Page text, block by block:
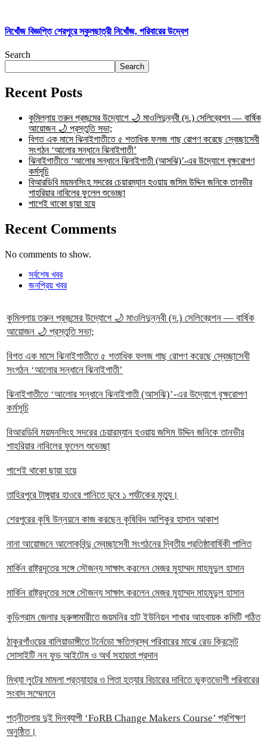
নিখোঁজ বিজ্ঞপ্তি শেরপুরে স্কুলছাত্রী নিখোঁজ, পরিবারের উদ্বেগ
Search
Search
Recent Posts
কুমিল্লায় তরুন প্রজন্মের উদ্যোগে 🌙 মাওলিদুন্নবী (দ.) সেলিব্রেশন — বার্ষিক
আয়োজন 🌙 প্রস্তুতি সভা;
বিগত এক মাসে ঝিনাইগাতীতে ৫ শতাধিক ফলজ গাছ রোপণ করেছে স্বেচ্ছাসেবী
সংগঠন ‘আলোর সন্ধানে ঝিনাইগাতী’
ঝিনাইগাতীতে ‘আলোর সন্ধানে ঝিনাইগাতী (আসঝি)’-এর উদ্যোগে বৃক্ষরোপণ
কর্মসূচি
বিআরডিবি ময়মনসিংহ সদরের চেয়ারম্যান হওয়ায় জসিম উদ্দিন জনিকে তানভীর
শাহরিয়ার নাবিলের ফুলেল শুভেচ্ছা
পাশেই থাকো ছায়া হয়ে
Recent Comments
No comments to show.
সর্বশেষ খবর
জনপ্রিয় খবর
কুমিল্লায় তরুন প্রজন্মের উদ্যোগে 🌙 মাওলিদুন্নবী (দ.) সেলিব্রেশন — বার্ষিক
আয়োজন 🌙 প্রস্তুতি সভা;
বিগত এক মাসে ঝিনাইগাতীতে ৫ শতাধিক ফলজ গাছ রোপণ করেছে স্বেচ্ছাসেবী
সংগঠন ‘আলোর সন্ধানে ঝিনাইগাতী’
ঝিনাইগাতীতে ‘আলোর সন্ধানে ঝিনাইগাতী (আসঝি)’-এর উদ্যোগে বৃক্ষরোপণ
কর্মসূচি
বিআরডিবি ময়মনসিংহ সদরের চেয়ারম্যান হওয়ায় জসিম উদ্দিন জনিকে তানভীর
শাহরিয়ার নাবিলের ফুলেল শুভেচ্ছা
পাশেই থাকো ছায়া হয়ে
তাহিরপুরে টাঙ্গুয়ার হাওরে পানিতে ডুবে ১ পর্যটকের মৃত্যু।
শেরপুরের কৃষি উন্নয়নে কাজ করছেন কৃষিবিদ আশিকুর হাসান আকাশ
নানা আয়োজনে আলোকবিন্দু স্বেচ্ছাসেবী সংগঠনের দ্বিতীয় প্রতিষ্ঠাবার্ষিকী পালিত
মার্কিন রাষ্ট্রদূতের সঙ্গে সৌজন্য সাক্ষাৎ করলেন মেজর মুহাম্মদ মাহমুদুল হাসান
মার্কিন রাষ্ট্রদূতের সঙ্গে সৌজন্য সাক্ষাৎ করলেন মেজর মুহাম্মদ মাহমুদুল হাসান
কুড়িগ্রাম জেলার ভূরুঙ্গামারীতে জয়মনির হাট ইউনিয়ন শাখার আহবায়ক কমিটি গঠিত
ঠাকুরগাঁওয়ের বালিয়াডাঙ্গীতে টর্নেডো ক্ষতিগ্রস্থ পরিবারের মাঝে রেড ক্রিসেন্ট
সোসাইটি নন ফুড আইটেম ও অর্থ সহায়তা প্রদান
‎মিথ্যা লুটের মামলা প্রত্যাহার ও পিতা হত্যার বিচারের দাবিতে ভুক্তভোগী পরিবারের
সংবাদ সম্মেলনে
পত্নীতলায় দুই দিনব্যাপী ‘FoRB Change Makers Course’ প্রশিক্ষণ
অনুষ্ঠিত।